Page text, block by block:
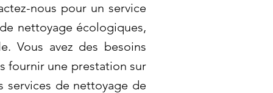
nous pour un service
nettoyage écologiques,
Vous avez des besoins
fournir une prestation sur
services de nettoyage de